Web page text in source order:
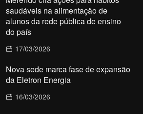
saudáveis na alimentação de
alunos da rede pública de ensino
do país
17/03/2026
Nova sede marca fase de expansão
da Eletron Energia
16/03/2026